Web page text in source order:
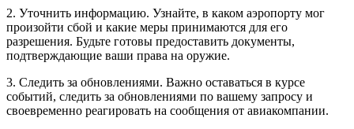
2. Уточнить информацию. Узнайте, в каком аэропорту мог
произойти сбой и какие меры принимаются для его
разрешения. Будьте готовы предоставить документы,
подтверждающие ваши права на оружие.
3. Следить за обновлениями. Важно оставаться в курсе
событий, следить за обновлениями по вашему запросу и
своевременно реагировать на сообщения от авиакомпании.